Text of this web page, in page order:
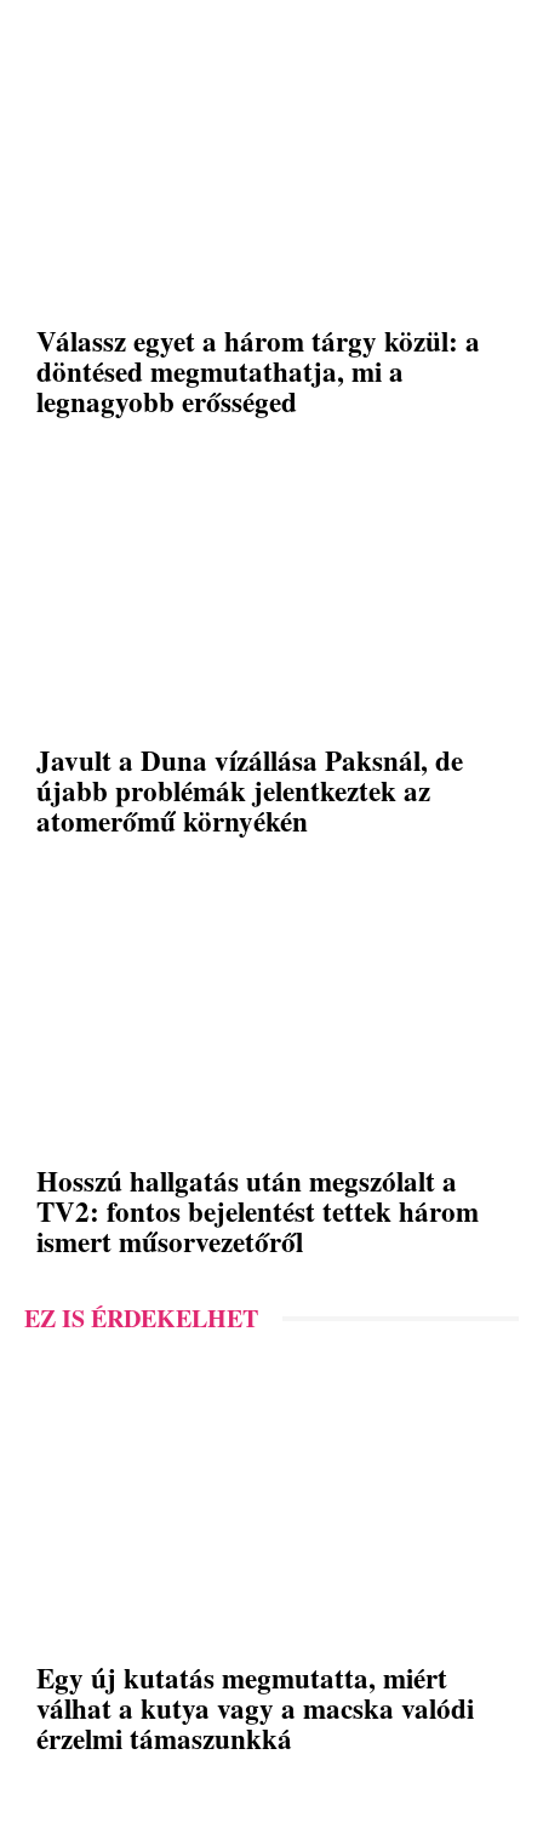
Válassz egyet a három tárgy közül: a
döntésed megmutathatja, mi a
legnagyobb erősséged
Javult a Duna vízállása Paksnál, de
újabb problémák jelentkeztek az
atomerőmű környékén
Hosszú hallgatás után megszólalt a
TV2: fontos bejelentést tettek három
ismert műsorvezetőről
EZ IS ÉRDEKELHET
Egy új kutatás megmutatta, miért
válhat a kutya vagy a macska valódi
érzelmi támaszunkká